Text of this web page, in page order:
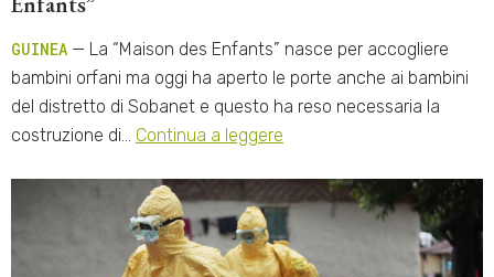
GUINEA — La “Maison des Enfants” nasce per accogliere
bambini orfani ma oggi ha aperto le porte anche ai bambini
del distretto di Sobanet e questo ha reso necessaria la
costruzione di… Continua a leggere